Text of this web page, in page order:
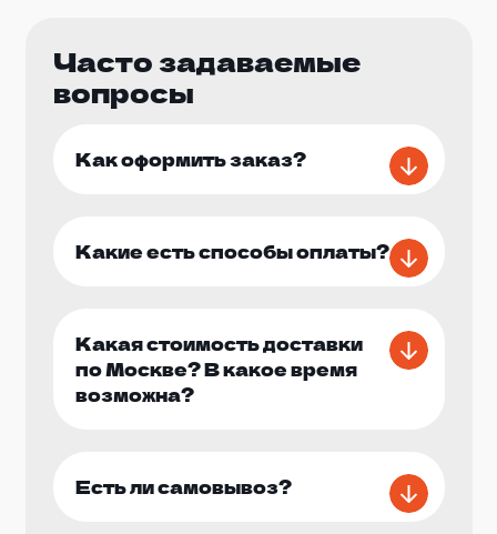
Часто задаваемые
вопросы
Как оформить заказ?
Какие есть способы оплаты?
Какая стоимость доставки
по Москве? В какое время
возможна?
Есть ли самовывоз?